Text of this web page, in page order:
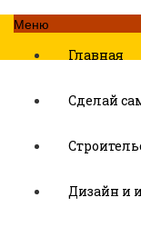
Меню
Главная
Сделай
Дизайн и